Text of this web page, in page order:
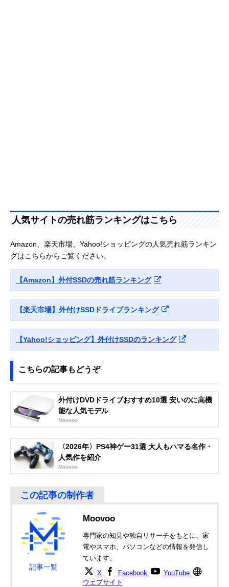
Amazonで見る
サムスン T7 MU-
PC1T0T/EC
1050MB/sの高速
通信ができる
人気サイトの売れ筋ランキングはこちら
Amazon、楽天市場、Yahoo!ショッピングの人気売れ筋ランキン
グはこちらからご覧ください。
【Amazon】外付SSDの売れ筋ランキング
【楽天市場】外付けSSDドライブランキング
【Yahoo!ショッピング】外付けSSDのランキング
こちらの記事もどうぞ
外付けDVDドライブおすすめ10選 安いのに高機
能な人気モデル
Moovoo
〈2026年〉PS4神ゲー31選 大人もハマる名作・
人気作を紹介
Moovoo
記事一覧
Moovoo
専門家の知見や独自リサーチをもとに、家
電やスマホ、パソコンなどの情報を発信し
ています。
X Facebook
YouTube
ウェブサイト